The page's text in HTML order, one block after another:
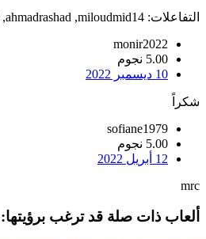
التفاعلات: miloudmid14
,
ahmadrashad
,
monir2022
5.00 نجوم
10 ديسمبر 2022
شكراً
sofiane1979
5.00 نجوم
12 أبريل 2022
mrc
ألعاب ذات صلة قد ترغب برؤيتها: